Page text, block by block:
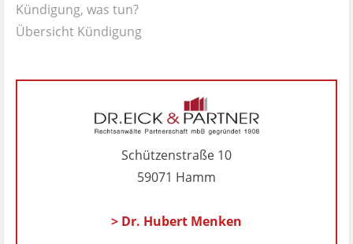
Kündigung, was tun?
Übersicht Kündigung
Schützenstraße 10
59071 Hamm
> Dr. Hubert Menken